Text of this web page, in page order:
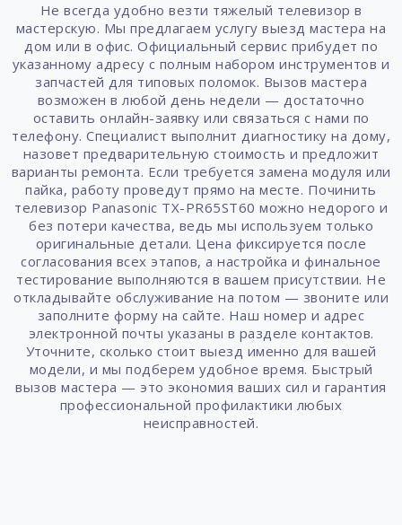
Не всегда удобно везти тяжелый телевизор в
мастерскую. Мы предлагаем услугу выезд мастера на
дом или в офис. Официальный сервис прибудет по
указанному адресу с полным набором инструментов и
запчастей для типовых поломок. Вызов мастера
возможен в любой день недели — достаточно
оставить онлайн-заявку или связаться с нами по
телефону. Специалист выполнит диагностику на дому,
назовет предварительную стоимость и предложит
варианты ремонта. Если требуется замена модуля или
пайка, работу проведут прямо на месте. Починить
телевизор Panasonic TX-PR65ST60 можно недорого и
без потери качества, ведь мы используем только
оригинальные детали. Цена фиксируется после
согласования всех этапов, а настройка и финальное
тестирование выполняются в вашем присутствии. Не
откладывайте обслуживание на потом — звоните или
заполните форму на сайте. Наш номер и адрес
электронной почты указаны в разделе контактов.
Уточните, сколько стоит выезд именно для вашей
модели, и мы подберем удобное время. Быстрый
вызов мастера — это экономия ваших сил и гарантия
профессиональной профилактики любых
неисправностей.